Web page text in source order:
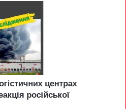
центрах
російської